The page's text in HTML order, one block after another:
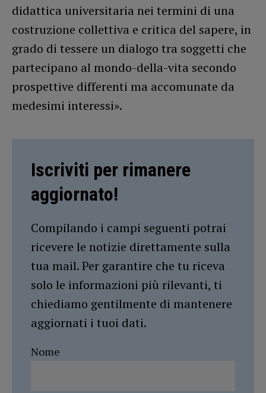
didattica universitaria nei termini di una
costruzione collettiva e critica del sapere, in
grado di tessere un dialogo tra soggetti che
partecipano al mondo-della-vita secondo
prospettive differenti ma accomunate da
medesimi interessi».
Iscriviti per rimanere
aggiornato!
Compilando i campi seguenti potrai
ricevere le notizie direttamente sulla
tua mail. Per garantire che tu riceva
solo le informazioni più rilevanti, ti
chiediamo gentilmente di mantenere
aggiornati i tuoi dati.
Nome